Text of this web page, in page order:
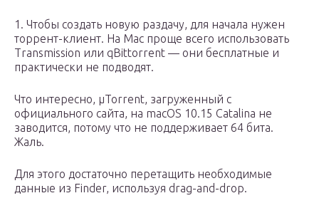
1. Чтобы создать новую раздачу, для начала нужен
торрент-клиент. На Mac проще всего использовать
Transmission или qBittorrent — они бесплатные и
практически не подводят.
Что интересно, μTorrent, загруженный с
официального сайта, на macOS 10.15 Catalina не
заводится, потому что не поддерживает 64 бита.
Жаль.
Для этого достаточно перетащить необходимые
данные из Finder, используя drag-and-drop.